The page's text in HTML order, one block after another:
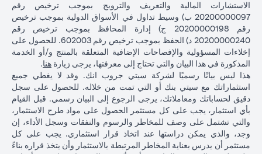
الاستشارات المالية والتعريف والترويج بموجب ترخيص رقم
20200000097 ب) وسيط تداول في الأسواق الدولية بموجب ترخيص
رقم 20200000198 ج) إدارة المحافظ بموجب ترخيص رقم
20200000240 د) الحفظ بموجب ترخيص رقم 602003. للحصول على
إخلاءات المسؤولية والإفصاحات الإضافية المتعلقة بالمنتج و/أو الخدمة
المذكورة في هذا البيان والتي تحتاج إلى معرفتها، يرجى زيارة هنا.
هذا ليس بيانًا رسميًا لشركة سيتي جروب انك. وقد لا يغطي جميع
استثماراتك مع سيتي بنك أو التي تمت من خلاله. للحصول على سجل
دقيق لحساباتك ومعاملاتك، يرجى الرجوع إلى البيان رسمي. قبل القيام
بأي استثمار، يجب على كل مستثمر الحصول على مواد طرح الاستثمار،
والتي تشتمل على وصف للمخاطر والرسوم والنفقات وسجل الأداء، إن
وجد، والذي يمكن دراستها عند اتخاذ قرار استثماري. يجب على كل
مستثمر أن يدرس بعناية المخاطر المرتبطة بالاستثمار وأن يتخذ قراره بناءً